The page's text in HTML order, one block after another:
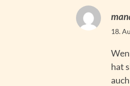
18.
hat